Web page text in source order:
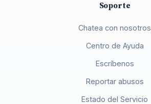
Soporte
Chatea con nosotros
Centro de Ayuda
Escríbenos
Reportar abusos
Estado del Servicio